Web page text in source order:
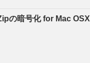
の暗号化 for Mac OSX